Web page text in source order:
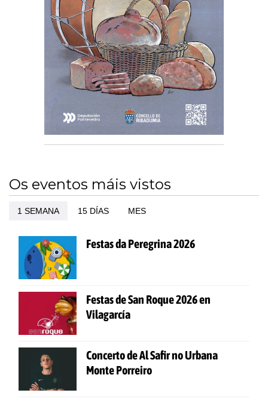
Os eventos máis vistos
1 SEMANA 15 DÍAS MES
Festas da Peregrina 2026
Festas de San Roque 2026 en
Vilagarcía
Concerto de Al Safir no Urbana
Monte Porreiro